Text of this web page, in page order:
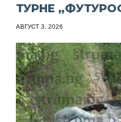
ТУРНЕ
АВГУСТ 3, 2026